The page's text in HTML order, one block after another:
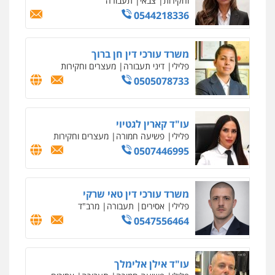
0547780927
עו"ד אסף גונן
פלילי פשע חמור תעבורה צבא מעצרים
וחקירות
0542255161
גל דהן – משרד עורך דין פלילי
פלילי פשיעה חמורה סמים מעצרים
וחקירות
0544723840
עו"ד ראוף נג'אר
פלילי עורכי דין לענייני אסירים מעצרים
סמים רכוש
0548009246
דוד אפרים משרד עורכי דין